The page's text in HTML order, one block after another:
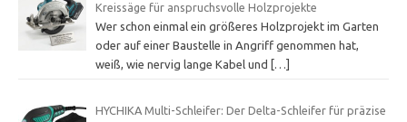
Kreissäge für anspruchsvolle Holzprojekte
Wer schon einmal ein größeres Holzprojekt im Garten
oder auf einer Baustelle in Angriff genommen hat,
weiß, wie nervig lange Kabel und
[…]
HYCHIKA Multi-Schleifer: Der Delta-Schleifer für präzise